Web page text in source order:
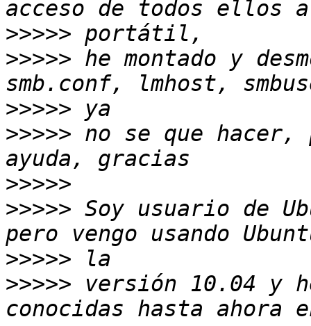
>>>>>
>>>>> he montado y
>>>>>
>>>>> no se que hacer,
>>>>>
>>>>> Soy usuario de
>>>>>
>>>>> versión 10.04 y